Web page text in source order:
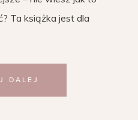
Ta książka jest dla
DALEJ